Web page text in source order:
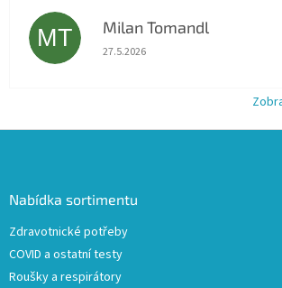
MT Milan Tomandl
Hodnocení obchodu je 5 z 5
27.5.2026
Nabídka sortimentu
Zdravotnické potřeby
COVID a ostatní testy
Roušky a respirátory